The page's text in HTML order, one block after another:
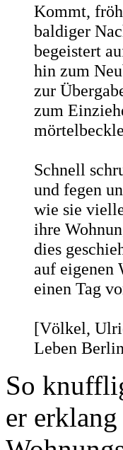
Kommt,
baldiger
begeistert
hin zum
zur
zum
Schnell
und fegen
wie sie
ihre
dies
auf eigenen
einen Tag
[Völkel,
Leben
So
er